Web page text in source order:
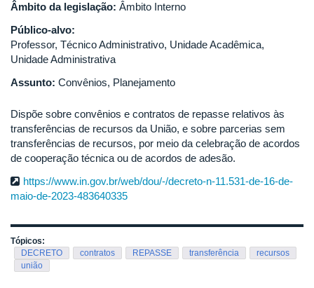
Âmbito da legislação: Âmbito Interno
Público-alvo:
Professor, Técnico Administrativo, Unidade Acadêmica,
Unidade Administrativa
Assunto: Convênios, Planejamento
Dispõe sobre convênios e contratos de repasse relativos às
transferências de recursos da União, e sobre parcerias sem
transferências de recursos, por meio da celebração de acordos
de cooperação técnica ou de acordos de adesão.
https://www.in.gov.br/web/dou/-/decreto-n-11.531-de-16-de-
maio-de-2023-483640335
Tópicos:
DECRETO
contratos REPASSE transferência
recursos
união